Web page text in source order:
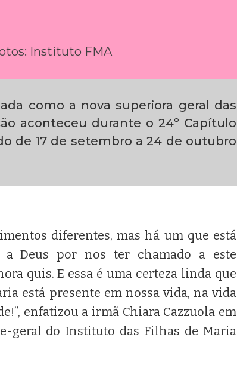
Instituto FMA
como a nova superiora geral das
aconteceu durante o 24º Capítulo
de 17 de setembro a 24 de outubro
diferentes, mas há um que está
a Deus por nos ter chamado a este
quis. E essa é uma certeza linda que
está presente em nossa vida, na vida
enfatizou a irmã Chiara Cazzuola em
geral do Instituto das Filhas de Maria